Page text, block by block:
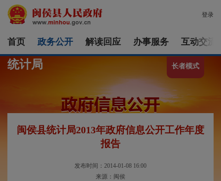
登录
首页 政务公开 解读回应 办事服务 互动交流
长者模式
统计局
闽侯县统计局2013年政府信息公开工作年度
报告
发布时间：2014-01-08 16:00
来源：闽侯